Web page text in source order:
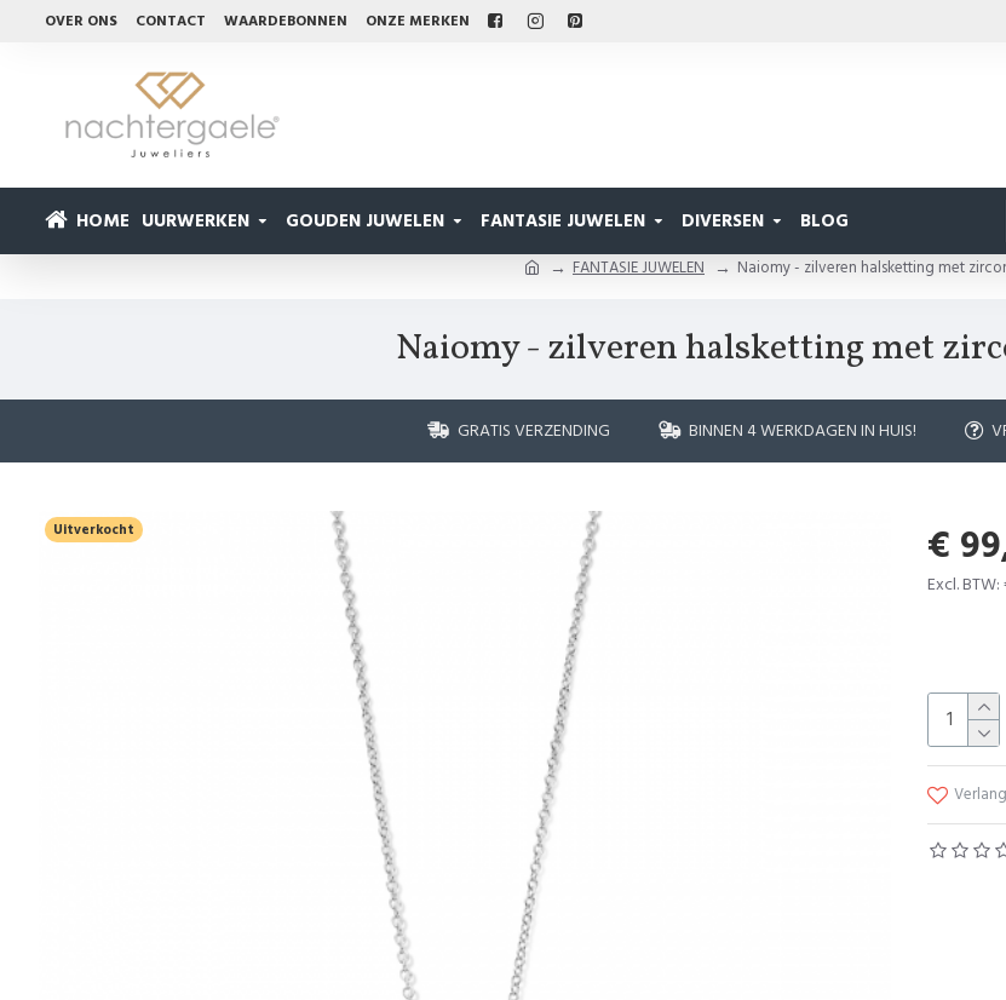
OVER ONS CONTACT WAARDEBONNEN ONZE MERKEN
HOME UURWERKEN GOUDEN JUWELEN FANTASIE JUWELEN DIVERSEN BLOG
FANTASIE JUWELEN Naiomy - zilveren halsketting met
Naiomy - zilveren halsketting met
GRATIS VERZENDING BINNEN 4 WERKDAGEN IN HUIS!
Uitverkocht €
Excl. BTW: